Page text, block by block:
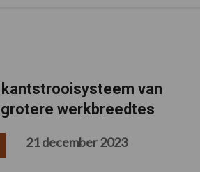
van
werkbreedtes
21 december 2023